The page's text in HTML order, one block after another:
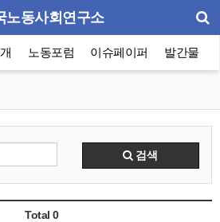
노동사회연구소
노동포럼 이슈페이퍼 발간물
검색
Total 0